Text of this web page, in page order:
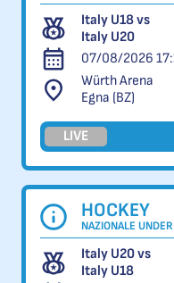
Italy U18 vs
Italy U20
07/08/2026
Würth Arena
Egna (BZ)
LIVE
HOCKEY
NAZIONALE
Italy U20 vs
Italy U18